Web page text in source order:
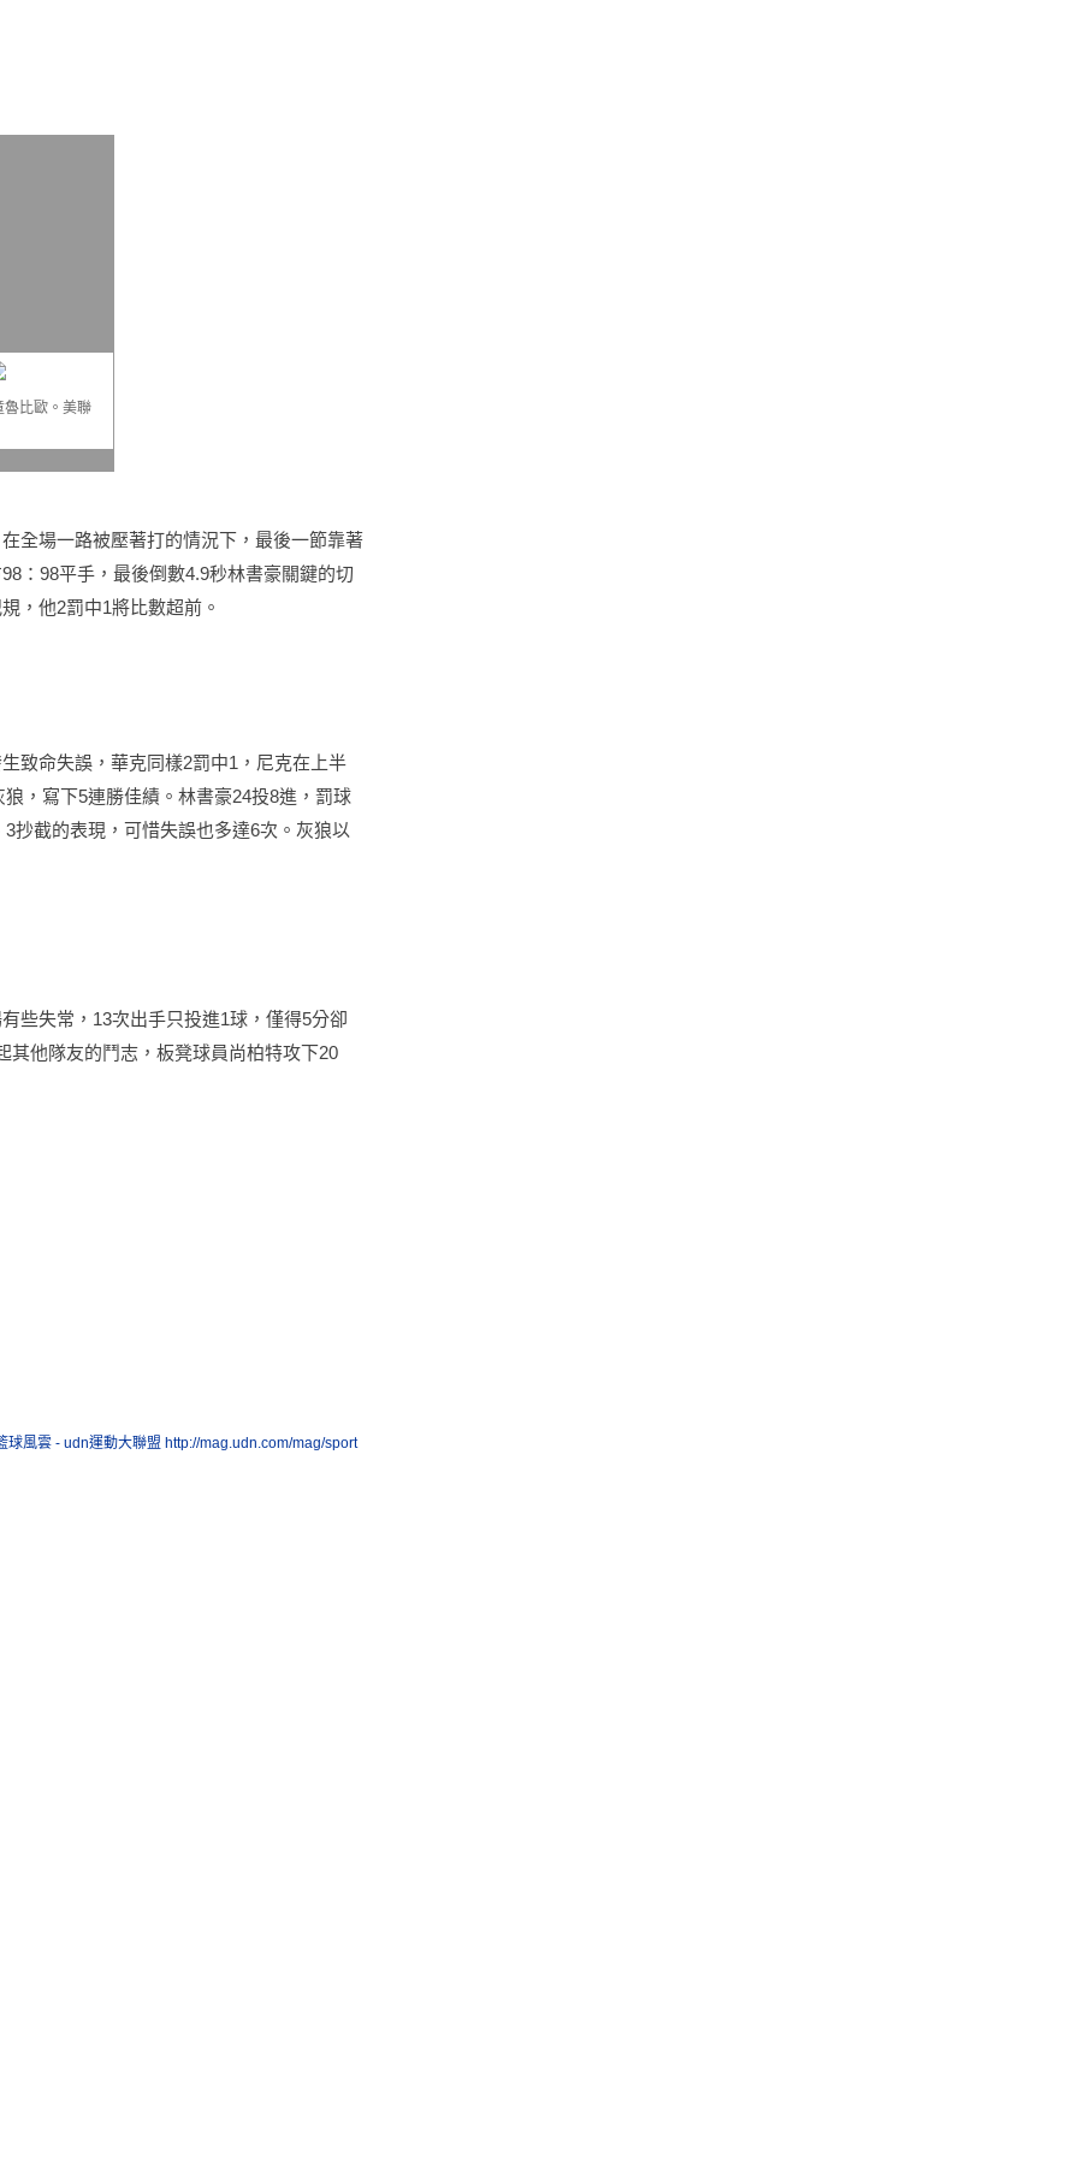
魯比歐。美聯
全場一路被壓著打的情況下，最後一節靠著
：98平手，最後倒數4.9秒林書豪關鍵的切
，他2罰中1將比數超前。
致命失誤，華克同樣2罰中1，尼克在上半
，寫下5連勝佳績。林書豪24投8進，罰球
抄截的表現，可惜失誤也多達6次。灰狼以
些失常，13次出手只投進1球，僅得5分卻
其他隊友的鬥志，板凳球員尚柏特攻下20
球風雲 - udn運動大聯盟 http://mag.udn.com/mag/sport